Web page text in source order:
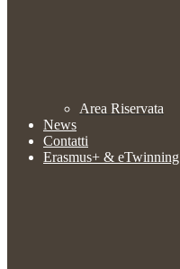
Area Riservata
News
Contatti
Erasmus+ & eTwinning